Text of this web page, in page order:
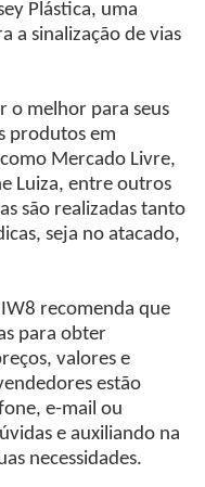
Plástica, uma
a sinalização de vias
o melhor para seus
produtos em
Mercado Livre,
Luiza, entre outros
são realizadas tanto
seja no atacado,
recomenda que
para obter
valores e
estão
e-mail ou
e auxiliando na
necessidades.